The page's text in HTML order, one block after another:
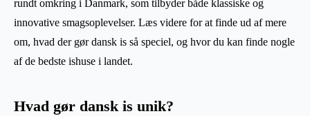
rundt omkring i Danmark, som tilbyder både klassiske og
innovative smagsoplevelser. Læs videre for at finde ud af mere
om, hvad der gør dansk is så speciel, og hvor du kan finde nogle
af de bedste ishuse i landet.
Hvad gør dansk is unik?